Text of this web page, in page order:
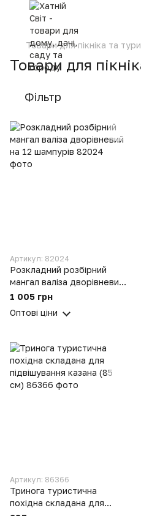
Товари для пікніка та
Товари для
Фільтр
Артикул: 82024
Розкладний розбірний
мангал валіза дворівневий
на 12 шампурів
1 005 грн
Оптові ціни
Артикул: 86366
Тринога туристична
похідна складана для